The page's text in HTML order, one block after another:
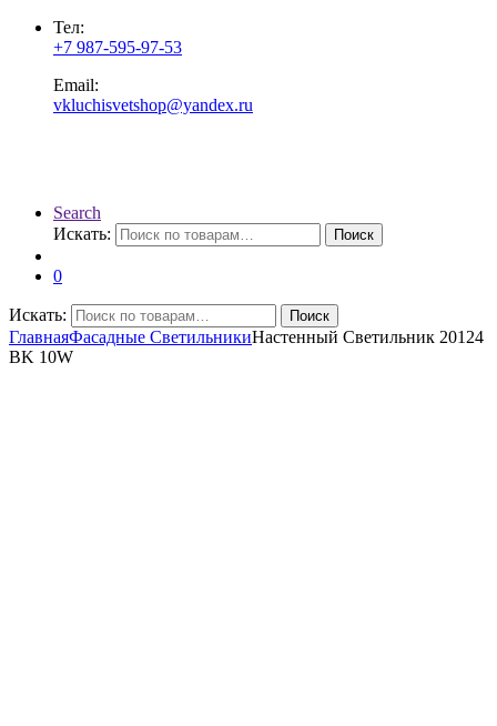
Тел:
+7 987-595-97-53
Email:
vkluchisvetshop@yandex.ru
Search
Искать:
Поиск
0
Искать: Поиск
ГлавнаяФасадные СветильникиНастенный Светильник 20124
BK 10W